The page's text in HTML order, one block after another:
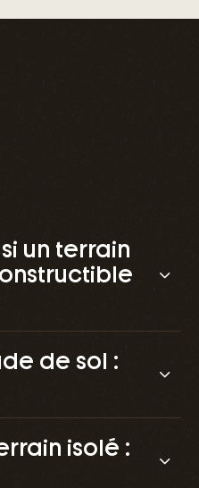
un terrain
de sol :
isolé :